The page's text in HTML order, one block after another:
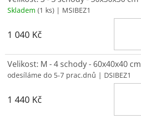
Skladem (1 ks) | MSIBEZ1
1 040 Kč
Velikost: M - 4 schody - 60x40x40 cm
odesíláme do 5-7 prac.dnů | DSIBEZ1
1 440 Kč